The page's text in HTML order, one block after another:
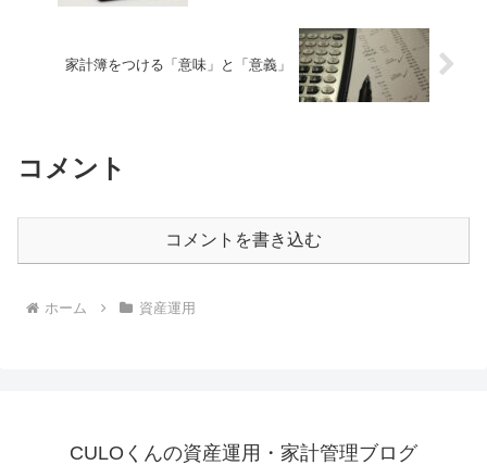
家計簿をつける「意味」と「意義」
コメント
コメントを書き込む
ホーム 資産運用
CULOくんの資産運用・家計管理ブログ